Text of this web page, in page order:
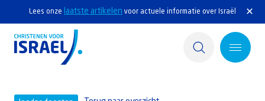
Lees onze laatste artikelen voor actuele informatie over Israël